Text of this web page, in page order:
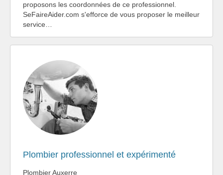
proposons les coordonnées de ce professionnel.
SeFaireAider.com s'efforce de vous proposer le meilleur
service…
Plombier professionnel et expérimenté
Plombier Auxerre